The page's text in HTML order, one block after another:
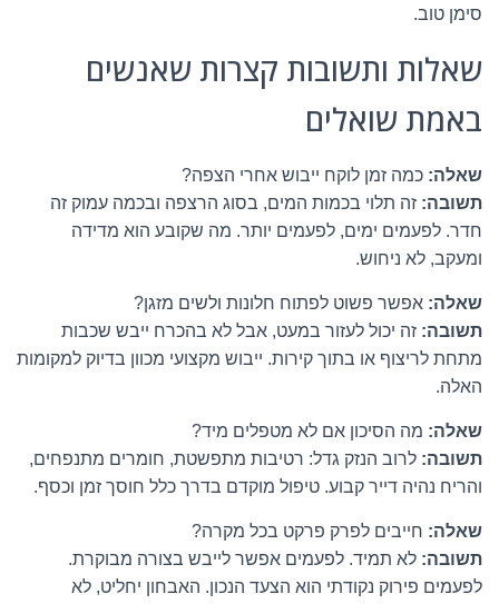
סימן טוב.
שאלות ותשובות קצרות שאנשים
באמת שואלים
שאלה: כמה זמן לוקח ייבוש אחרי הצפה?
תשובה: זה תלוי בכמות המים, בסוג הרצפה ובכמה עמוק זה
חדר. לפעמים ימים, לפעמים יותר. מה שקובע הוא מדידה
ומעקב, לא ניחוש.
שאלה: אפשר פשוט לפתוח חלונות ולשים מזגן?
תשובה: זה יכול לעזור במעט, אבל לא בהכרח ייבש שכבות
מתחת לריצוף או בתוך קירות. ייבוש מקצועי מכוון בדיוק למקומות
האלה.
שאלה: מה הסיכון אם לא מטפלים מיד?
תשובה: לרוב הנזק גדל: רטיבות מתפשטת, חומרים מתנפחים,
והריח נהיה דייר קבוע. טיפול מוקדם בדרך כלל חוסך זמן וכסף.
שאלה: חייבים לפרק פרקט בכל מקרה?
תשובה: לא תמיד. לפעמים אפשר לייבש בצורה מבוקרת.
לפעמים פירוק נקודתי הוא הצעד הנכון. האבחון יחליט, לא